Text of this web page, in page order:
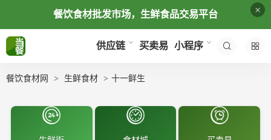
餐饮食材批发市场，生鲜食品交易平台 ×
供应链 买卖易 小程序
餐饮食材网 生鲜食材 十一鲜生